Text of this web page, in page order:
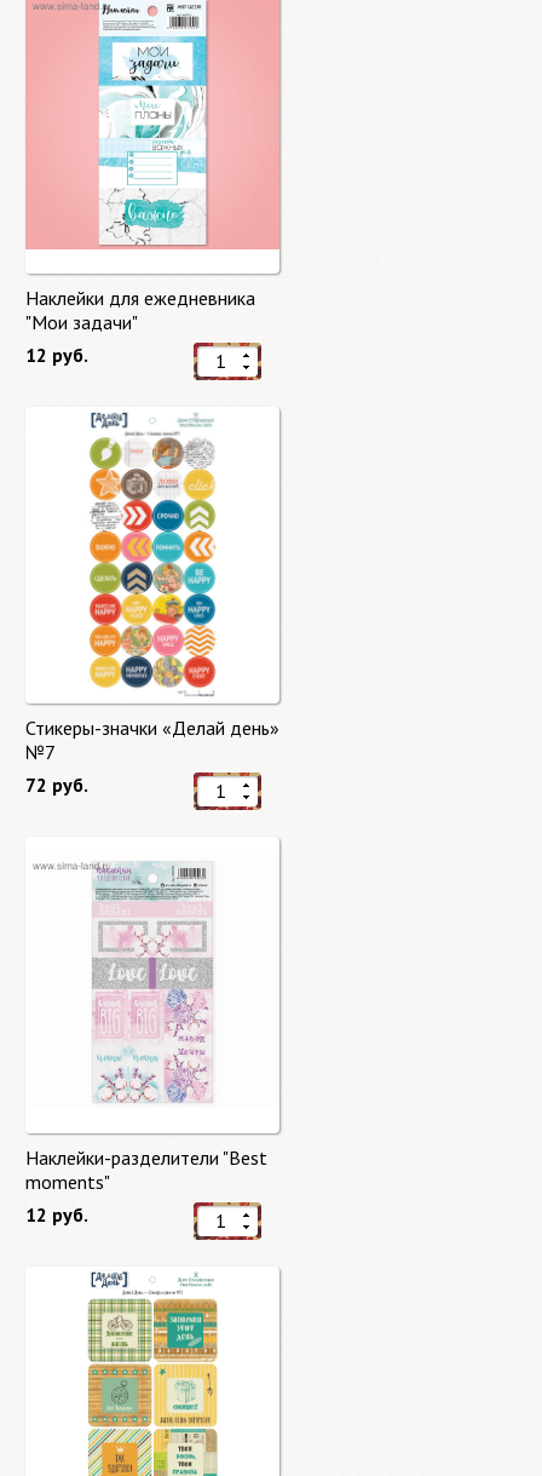
Наклейки для ежедневника
"Мои задачи"
12 руб.
Стикеры-значки «Делай день»
№7
72 руб.
Наклейки-разделители "Best
moments"
12 руб.